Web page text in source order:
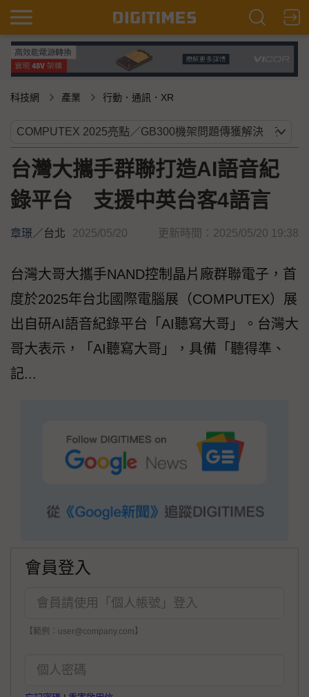
科技網 產業 行動．通訊．XR
台灣大攜手群聯打造AI語音紀
錄平台 支援中英台客4語言
章璟／台北 2025/05/20 更新時間：2025/05/20 19:38
台灣大哥大攜手NAND控制晶片廠群聯電子，首
度於2025年台北國際電腦展（COMPUTEX）展
出自研AI語音紀錄平台「AI聽寫大哥」。台灣大
哥大表示，「AI聽寫大哥」，具備「聽得準、
記...
會員登入
【範例：user@company.com】